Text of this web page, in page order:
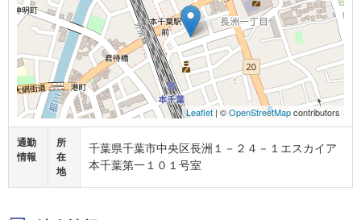
Leaflet | ©OpenStreetMapcontributors
通勤
情報
所
在
地
千葉県千葉市中央区長洲１－２４－１エスカイア
本千葉第一１０１号室